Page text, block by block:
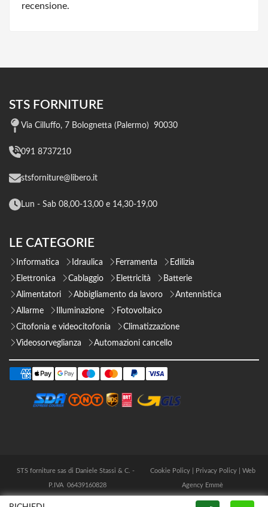
recensione.
STS FORNITURE
Via Cilluffo, 7 Bolognetta (Palermo) 90030
091 8737210
stsforniture@libero.it
Lun - Sab 08,00-13,00 e 14,30-19,00
LE CATEGORIE
Informatica Idraulica Ferramenta
Edilizia
Elettronica
Cablaggio Elettricità
Batterie
Alimentatori
Abbigliamento da lavoro
Antennistica
Allarme
Illuminazione
Fotovoltaico
Citofonia e videocitofonia
Climatizzazione
Videosorveglianza
Automazioni cancello
STS forniture sas di Daniele Stassi & C. -
P.IVA 06439160828
Cookie Policy| Privacy Policy| Web
Agency Emmè